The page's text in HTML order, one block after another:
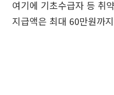
여기에 기초수급자 등 취
지급액은 최대 60만원까